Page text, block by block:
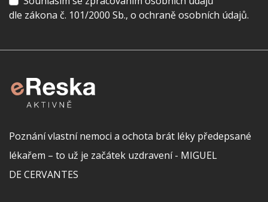
dle zákona č. 101/2000 Sb., o ochraně osobních údajů.
Poznání vlastní nemoci a ochota brát léky předepsané
lékařem – to už je začátek uzdravení - MIGUEL
DE CERVANTES